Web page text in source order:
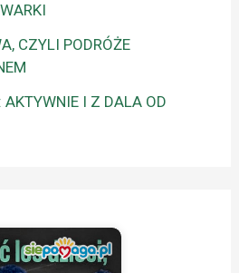
CZYLI PODRÓŻE
AKTYWNIE I Z DALA OD